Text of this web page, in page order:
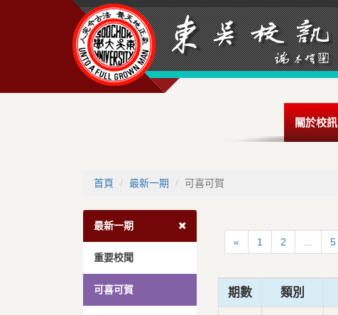
關於校訊
首頁 最新一期 可喜可賀
最新一期
重要校聞
可喜可賀
« 1 2 5
期數 類別